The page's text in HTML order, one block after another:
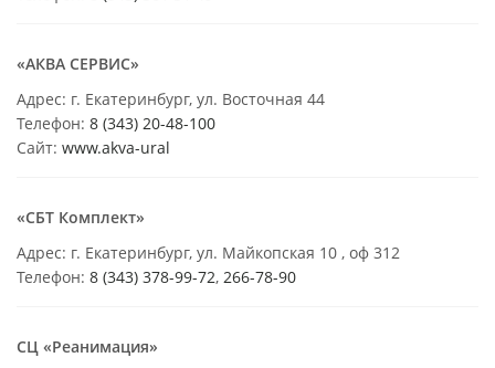
«АКВА СЕРВИС»
Адрес: г. Екатеринбург, ул. Восточная 44
Телефон: 8 (343) 20-48-100
Сайт: www.akva-ural
«СБТ Комплект»
Адрес: г. Екатеринбург, ул. Майкопская 10 , оф 312
Телефон: 8 (343) 378-99-72, 266-78-90
СЦ «Реанимация»